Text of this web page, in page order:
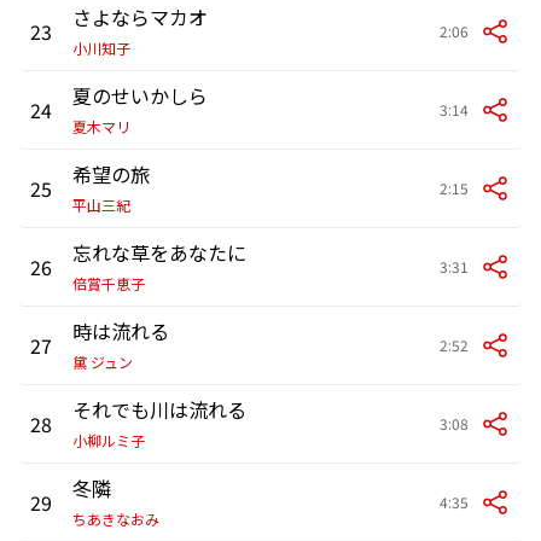
23 さよならマカオ
小川知子
2:06
24 夏のせいかしら
夏木マリ
3:14
25 希望の旅
平山三紀
2:15
26 忘れな草をあなたに
倍賞千恵子
3:31
27 時は流れる
黛 ジュン
2:52
28 それでも川は流れる
小柳ルミ子
3:08
29 冬隣
ちあきなおみ
4:35